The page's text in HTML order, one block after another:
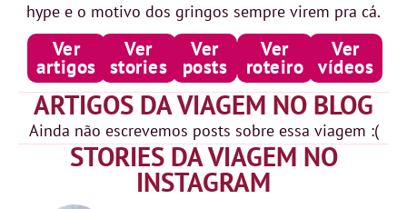
hype e o motivo dos gringos sempre virem pra cá.
Ver
artigos
Ver
stories
Ver
posts
Ver
roteiro
Ver
vídeos
ARTIGOS DA VIAGEM NO BLOG
Ainda não escrevemos posts sobre essa viagem :(
STORIES DA VIAGEM NO
INSTAGRAM